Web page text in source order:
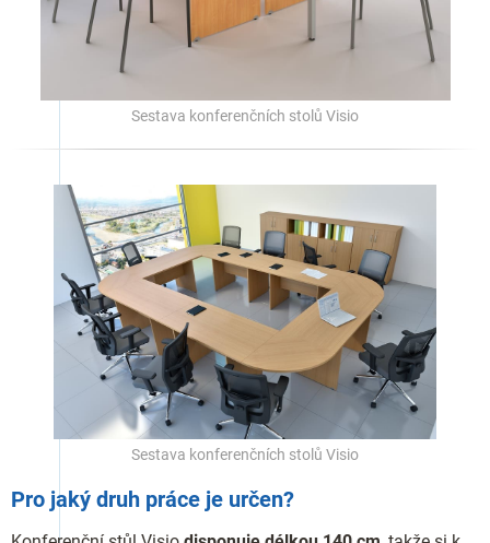
Sestava konferenčních stolů Visio
Sestava konferenčních stolů Visio
Pro jaký druh práce je určen?